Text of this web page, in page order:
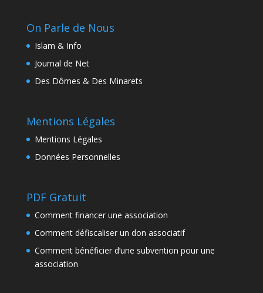
On Parle de Nous
Islam & Info
Journal de Net
Des Dômes & Des Minarets
Mentions Légales
Mentions Légales
Données Personnelles
PDF Gratuit
Comment financer une association
Comment défiscaliser un don associatif
Comment bénéficier d’une subvention pour une
association